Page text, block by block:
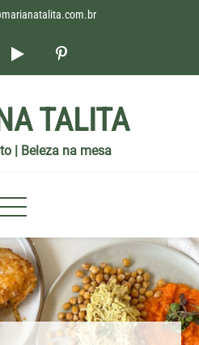
TALITA
| Beleza na mesa